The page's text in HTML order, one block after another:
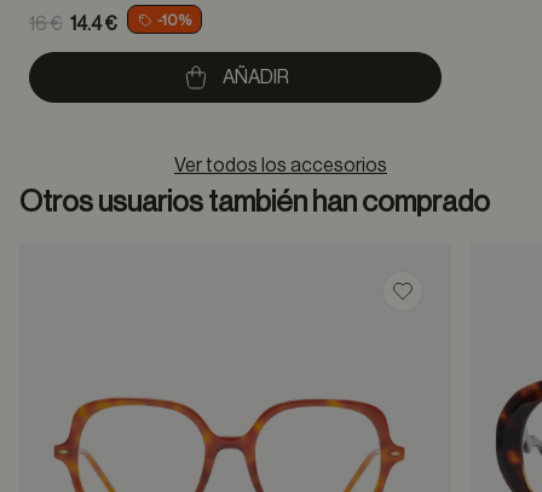
Price reduced from
16 €
to
14.4 € -10%
AÑADIR
Ver todos los accesorios
Otros usuarios también han comprado
Guardar en